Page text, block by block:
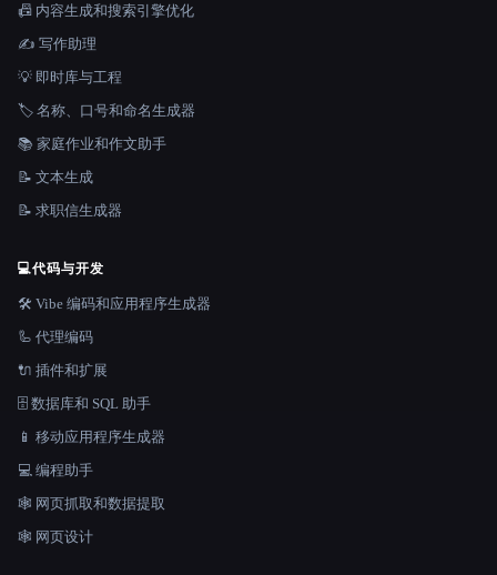
📠 内容生成和搜索引擎优化
✍️ 写作助理
💡 即时库与工程
🏷️ 名称、口号和命名生成器
📚 家庭作业和作文助手
📝 文本生成
📝 求职信生成器
💻代码与开发
🛠️ Vibe 编码和应用程序生成器
🦾 代理编码
🔌 插件和扩展
🗄️ 数据库和 SQL 助手
📱 移动应用程序生成器
💻 编程助手
🕸️ 网页抓取和数据提取
🕸 网页设计